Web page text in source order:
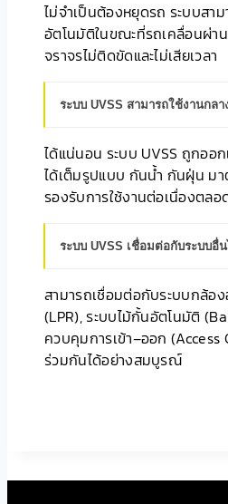
ไม่จำเป็นต้องหยุดรถ ระบบสา
อัตโนมัติในขณะที่รถเคลื่อนผ่า
จราจรไม่ติดขัดและไม่เสียเวลา
ระบบ UVSS สามารถใช้งานกล
ได้แน่นอน ระบบ UVSS ถูกออ
ได้เต็มรูปแบบ กันน้ำ กันฝุ่น มา
รองรับการใช้งานต่อเนื่องตลอ
ระบบ UVSS เชื่อมต่อกับระบบอื่
สามารถเชื่อมต่อกับระบบกล้อ
(LPR), ระบบไม้กั้นอัตโนมัติ
ควบคุมการเข้า–ออก (Access
ร่วมกันได้อย่างสมบูรณ์